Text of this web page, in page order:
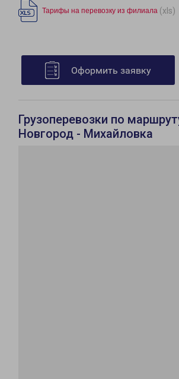
Тарифы на перевозку из филиала (xls)
Оформить заявку
Грузоперевозки по
Новгород - Михайловка